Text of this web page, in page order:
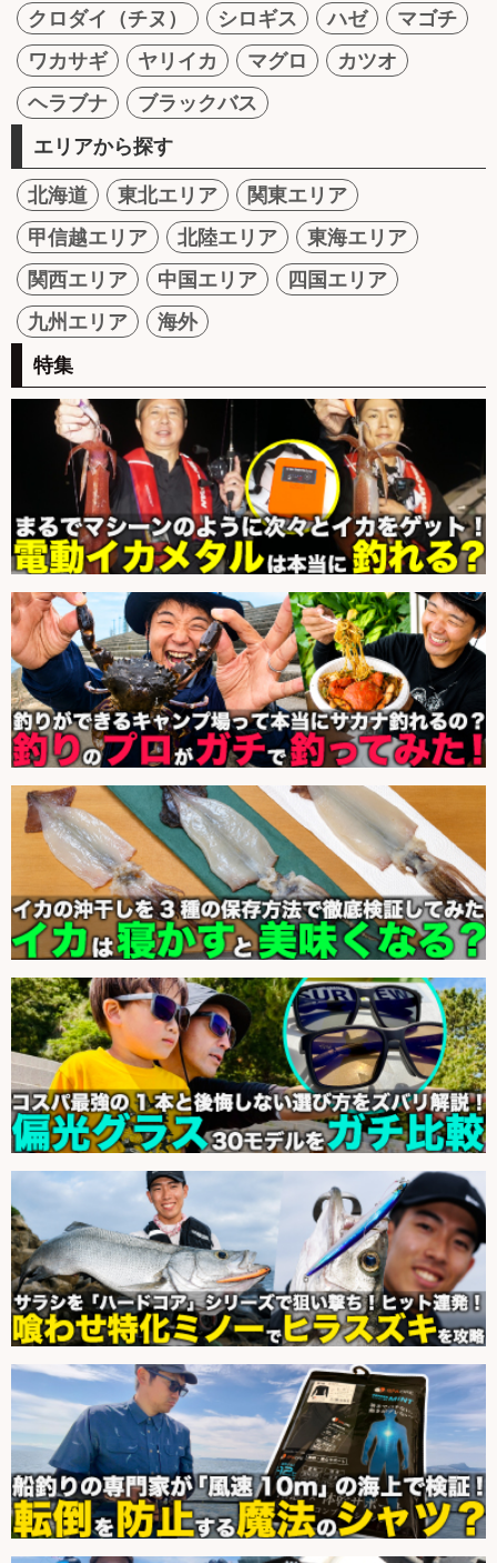
クロダイ（チヌ）
シロギス ハゼ
マゴチ
ワカサギ
ヤリイカ マグロ
カツオ
ヘラブナ
ブラックバス
エリアから探す
北海道 東北エリア
関東エリア
甲信越エリア
北陸エリア
東海エリア
関西エリア
中国エリア
四国エリア
九州エリア
海外
特集